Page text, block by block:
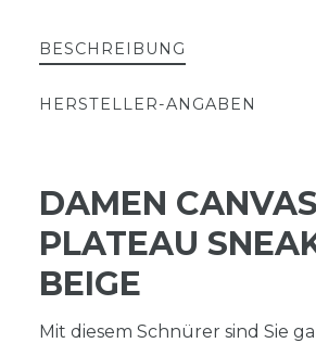
BESCHREIBUNG
HERSTELLER-ANGABEN
DAMEN CANVAS
PLATEAU
BEIGE
Mit diesem Schnürer sind Sie